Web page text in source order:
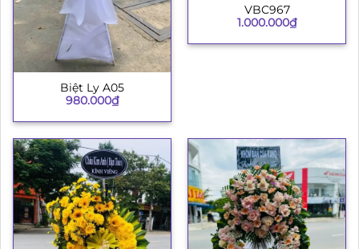
Biệt Ly A05
980.000₫
VBC967
1.000.000₫